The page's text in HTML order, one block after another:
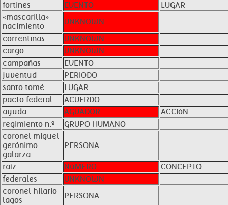
fortines
EVENTO
LUGAR
«mascarilla»
nacimiento
UNKNOWN
correntinas
UNKNOWN
cargo
UNKNOWN
campañas
EVENTO
juventud
PERIODO
santo tomé
LUGAR
pacto federal
ACUERDO
ayuda
AGUADOR
ACCIóN
regimiento n.º
GRUPO_HUMANO
coronel miguel
gerónimo
galarza
PERSONA
raíz NúMERO
CONCEPTO
federales
UNKNOWN
coronel hilario
lagos
PERSONA